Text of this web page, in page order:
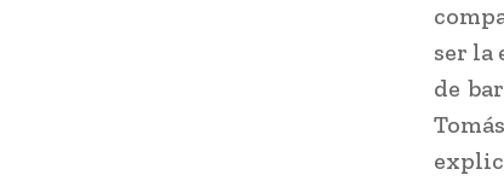
ser la
de